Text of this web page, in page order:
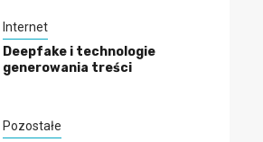
Internet
Deepfake i technologie
generowania treści
Pozostałe